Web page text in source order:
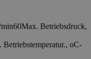
Betriebsdruck,
oC-